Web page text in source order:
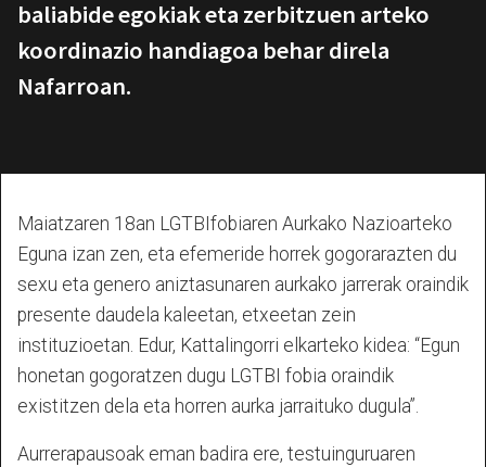
baliabide egokiak eta zerbitzuen arteko
koordinazio handiagoa behar direla
Nafarroan.
Maiatzaren 18an LGTBIfobiaren Aurkako Nazioarteko
Eguna izan zen, eta efemeride horrek gogorarazten du
sexu eta genero aniztasunaren aurkako jarrerak oraindik
presente daudela kaleetan, etxeetan zein
instituzioetan. Edur, Kattalingorri elkarteko kidea: “Egun
honetan gogoratzen dugu LGTBI fobia oraindik
existitzen dela eta horren aurka jarraituko dugula”.
Aurrerapausoak eman badira ere, testuinguruaren